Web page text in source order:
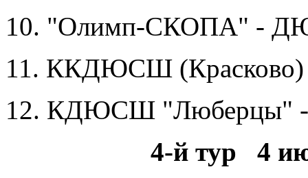
10. "Олимп-СКОПА" -
11. ККДЮСШ (Красково)
12. КДЮСШ "Люберцы" -
4-й тур 4